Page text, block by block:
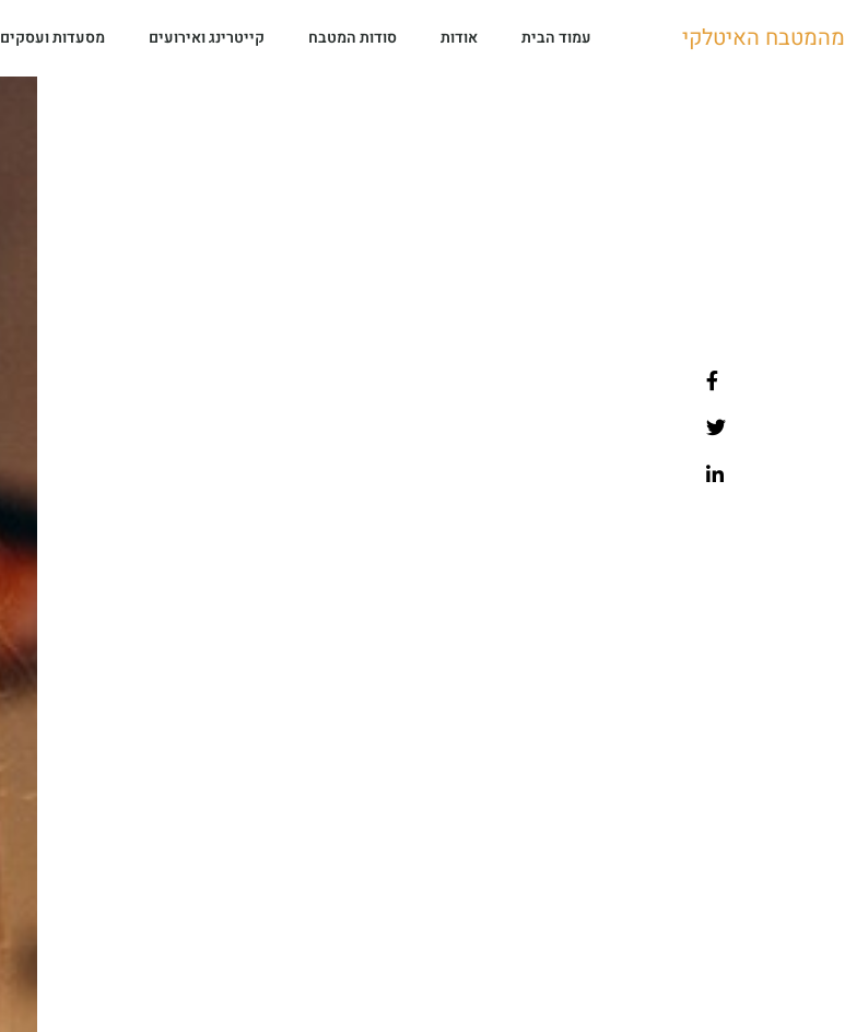
מהמטבח האיטלקי עמוד הבית אודות סודות המטבח קייטרינג ואירועים מסעדות ועסקים